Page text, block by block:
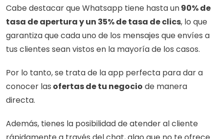
Cabe destacar que Whatsapp tiene hasta un 90% de
tasa de apertura y un 35% de tasa de clics, lo que
garantiza que cada uno de los mensajes que envíes a
tus clientes sean vistos en la mayoría de los casos.
Por lo tanto, se trata de la app perfecta para dar a
conocer las ofertas de tu negocio de manera
directa.
Además, tienes la posibilidad de atender al cliente